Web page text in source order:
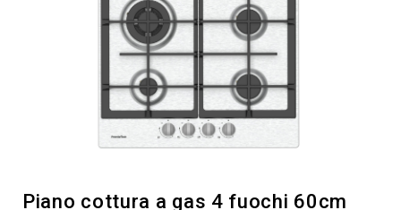
Piano cottura a gas 4 fuochi 60cm